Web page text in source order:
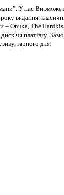
У нас Ви
року видання,
– Onuka, The
чи платівку.
гарного дня!